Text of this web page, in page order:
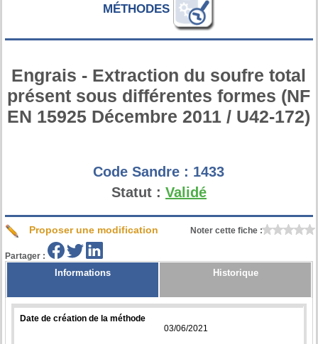
MÉTHODES
Engrais - Extraction du soufre total
présent sous différentes formes (NF
EN 15925 Décembre 2011 / U42-172)
Code Sandre : 1433
Statut : Validé
Proposer une modification Noter cette fiche :
Partager :
Informations Historique
Date de création de la méthode
03/06/2021